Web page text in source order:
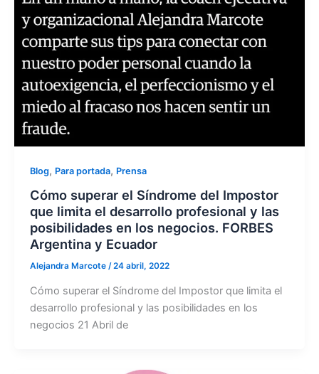
Blog, Para portada, Prensa
Cómo superar el Síndrome del Impostor
que limita el desarrollo profesional y las
posibilidades en los negocios. FORBES
Argentina y Ecuador
Alejandra Marcote /24 abril, 2022
Cómo superar el Síndrome del Impostor que limita el
desarrollo profesional y las posibilidades en los
negocios 21 Abril de